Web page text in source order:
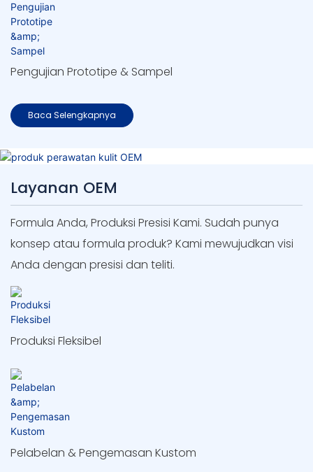
Pengujian Prototipe & Sampel
Baca Selengkapnya
Layanan OEM
Formula Anda, Produksi Presisi Kami. Sudah punya
konsep atau formula produk? Kami mewujudkan visi
Anda dengan presisi dan teliti.
Produksi Fleksibel
Pelabelan & Pengemasan Kustom